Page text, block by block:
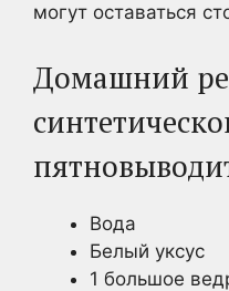
могут оставаться
Домашний
Вода
Белый уксус
1 большое